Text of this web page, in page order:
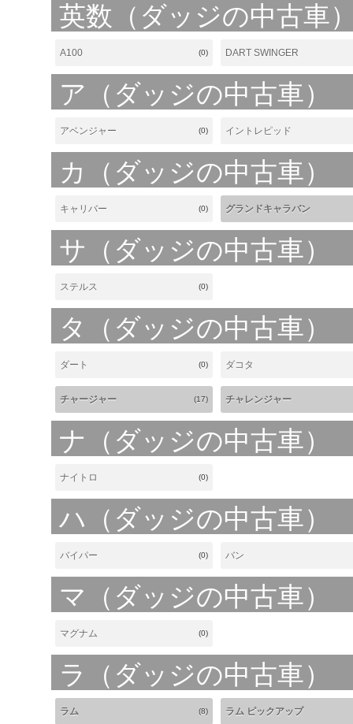
英数（ダッジの中古車
A100 (0) DART SWINGER
ア（ダッジの中古車）
アベンジャー (0) イントレピッド
カ（ダッジの中古車）
キャリバー (0) グランドキャラバン
サ（ダッジの中古車）
ステルス (0)
タ（ダッジの中古車）
ダート (0) ダコタ
チャージャー (17) チャレンジャー
ナ（ダッジの中古車）
ナイトロ (0)
ハ（ダッジの中古車）
バイパー (0) バン
マ（ダッジの中古車）
マグナム (0)
ラ（ダッジの中古車）
ラム (8) ラム ピックアップ